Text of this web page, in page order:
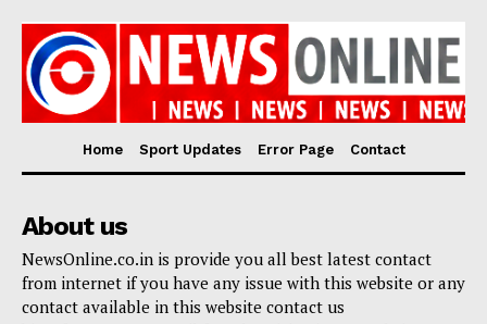
Home Sport Updates Error Page Contact
About us
NewsOnline.co.in is provide you all best latest contact
from internet if you have any issue with this website or any
contact available in this website contact us